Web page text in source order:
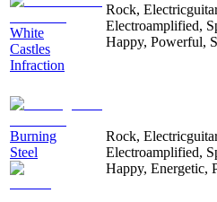
White
Castles
Infraction
Rock,
Electroamplified,
Happy, Powerful,
Burning
Steel
Rock,
Electroamplified,
Happy, Energetic,